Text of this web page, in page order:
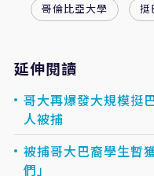
哥倫比亞大學 挺
延伸閱讀
哥大再爆發大規模挺
人被捕
被捕哥大巴裔學生暫
們」